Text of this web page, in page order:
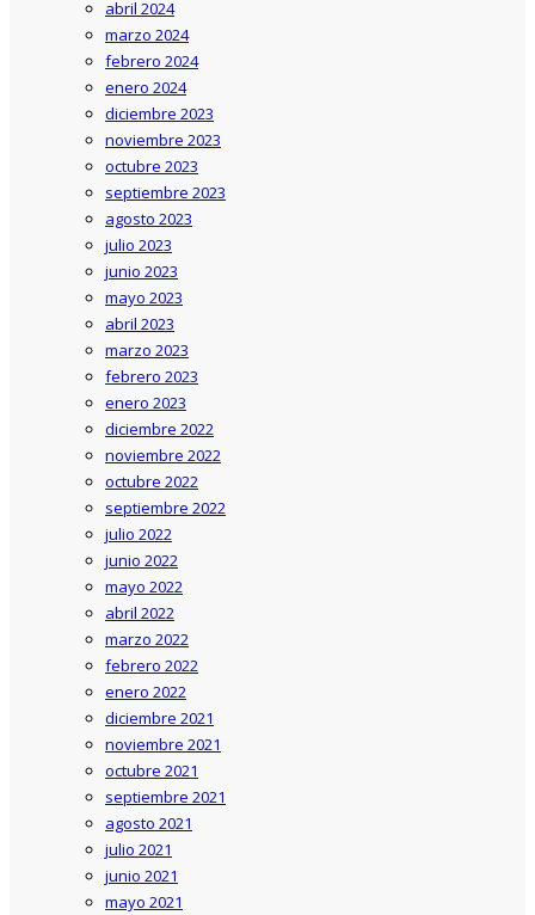
abril 2024
marzo 2024
febrero 2024
enero 2024
diciembre 2023
noviembre 2023
octubre 2023
septiembre 2023
agosto 2023
julio 2023
junio 2023
mayo 2023
abril 2023
marzo 2023
febrero 2023
enero 2023
diciembre 2022
noviembre 2022
octubre 2022
septiembre 2022
julio 2022
junio 2022
mayo 2022
abril 2022
marzo 2022
febrero 2022
enero 2022
diciembre 2021
noviembre 2021
octubre 2021
septiembre 2021
agosto 2021
julio 2021
junio 2021
mayo 2021